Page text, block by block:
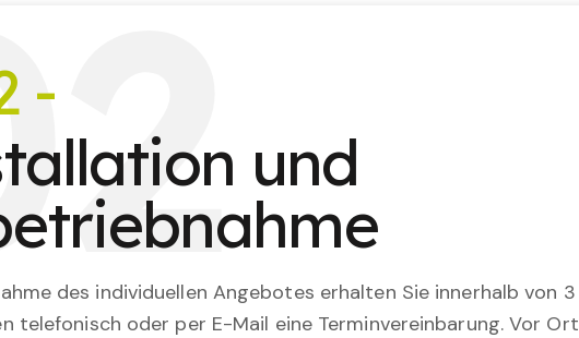
2
-
und
des individuellen Angebotes erhalten Sie innerhalb von 3
telefonisch oder per E-Mail eine Terminvereinbarung. Vor Ort